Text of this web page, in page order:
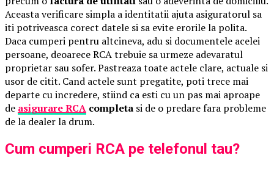
Aceasta verificare simpla a identitatii ajuta asiguratorul sa
iti potriveasca corect datele si sa evite erorile la polita.
Daca cumperi pentru altcineva, adu si documentele acelei
persoane, deoarece RCA trebuie sa urmeze adevaratul
proprietar sau sofer. Pastreaza toate actele clare, actuale si
usor de citit. Cand actele sunt pregatite, poti trece mai
departe cu incredere, stiind ca esti cu un pas mai aproape
de asigurare RCA completa si de o predare fara probleme
de la dealer la drum.
Cum cumperi RCA pe telefonul tau?